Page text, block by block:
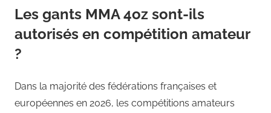
Les gants MMA 4oz sont-ils
autorisés en compétition amateur
?
Dans la majorité des fédérations françaises et
européennes en 2026, les compétitions amateurs